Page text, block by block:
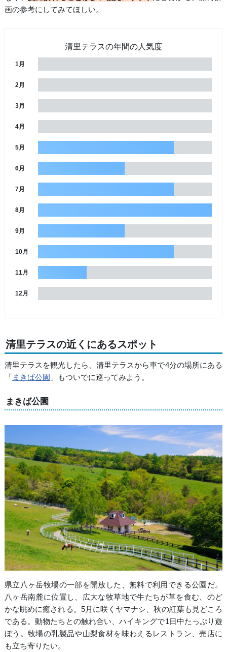
画の参考にしてみてほしい。
清里テラスの年間の人気度
1月
2月
3月
4月
5月
6月
7月
8月
9月
10月
11月
12月
清里テラスの近くにあるスポット
清里テラスを観光したら、清里テラスから車で4分の場所にある
「 まきば公園 」もついでに巡ってみよう。
まきば公園
県立八ヶ岳牧場の一部を開放した、無料で利用できる公園だ。
八ヶ岳南麓に位置し、広大な牧草地で牛たちが草を食む、のど
かな眺めに癒される。5月に咲くヤマナシ、秋の紅葉も見どころ
である。動物たちとの触れ合い、ハイキングで1日中たっぷり遊
ぼう。牧場の乳製品や山梨食材を味わえるレストラン、売店に
も立ち寄りたい。